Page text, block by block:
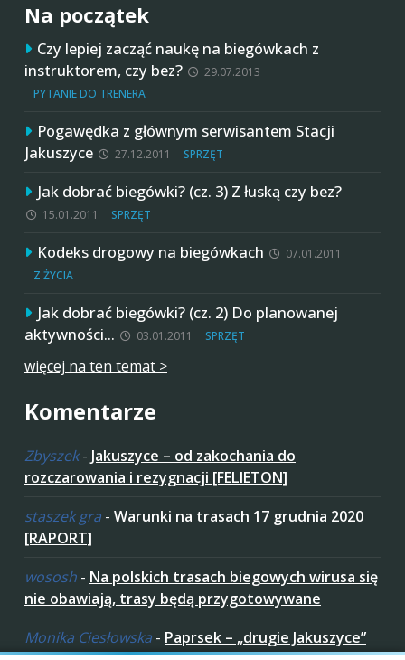
Na początek
Czy lepiej zacząć naukę na biegówkach z
instruktorem, czy bez?
29.07.2013
PYTANIE DO TRENERA
Pogawędka z głównym serwisantem Stacji
Jakuszyce
27.12.2011 SPRZĘT
Jak dobrać biegówki? (cz. 3) Z łuską czy bez?
15.01.2011 SPRZĘT
Kodeks drogowy na biegówkach
07.01.2011
Z ŻYCIA
Jak dobrać biegówki? (cz. 2) Do planowanej
aktywności…
03.01.2011 SPRZĘT
więcej na ten temat >
Komentarze
Zbyszek- Jakuszyce – od zakochania do
rozczarowania i rezygnacji [FELIETON]
staszek gra - Warunki na trasach 17 grudnia 2020
[RAPORT]
wososh - Na polskich trasach biegowych wirusa się
nie obawiają, trasy będą przygotowywane
Monika Ciesłowska - Paprsek – „drugie Jakuszyce”